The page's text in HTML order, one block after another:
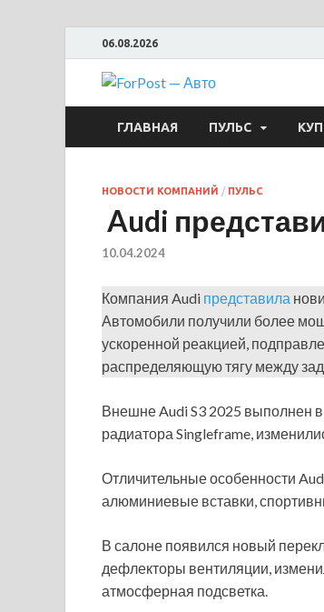
06.08.2026
ГЛАВНАЯ ПУЛЬС
НОВОСТИ КОМПАНИЙ / ПУЛЬС
Audi
10.04.2024
Компания Audi представила
Автомобили получили более
ускоренной реакцией,
распределяющую тягу между
Внешне Audi S3 2025 выполнен
радиатора Singleframe,
Отличительные особенности
алюминиевые вставки,
В салоне появился новый
дефлекторы вентиляции,
атмосферная подсветка.